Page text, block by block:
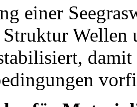
einer
Wellen
damit